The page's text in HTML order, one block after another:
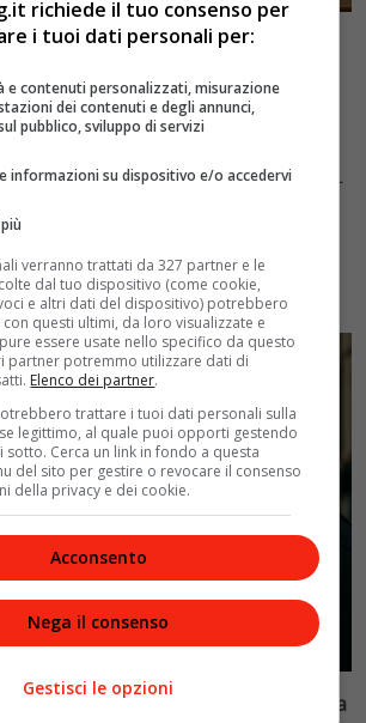
riduce l’assegno di
euro
4 Agosto 2026
ha fissato l'assegno di
a 10.900 euro mensili nel caso Totti-
la richiesta di 20mila euro della
il governo accelera i poteri alla
richiede il tuo consenso per
i tuoi dati personali per:
e contenuti personalizzati, misurazione
dei contenuti e degli annunci,
pubblico, sviluppo di servizi
informazioni su dispositivo e/o accedervi
verranno trattati da 327 partner e le
dal tuo dispositivo (come cookie,
e altri dati del dispositivo) potrebbero
questi ultimi, da loro visualizzate e
essere usate nello specifico da questo
partner potremmo utilizzare dati di
Elenco dei partner.
trattare i tuoi dati personali sulla
legittimo, al quale puoi opporti gestendo
sotto. Cerca un link in fondo a questa
del sito per gestire o revocare il consenso
della privacy e dei cookie.
Acconsento
Nega il consenso
Gestisci le opzioni